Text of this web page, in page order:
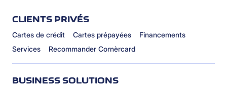
CLIENTS PRIVÉS
Cartes de crédit Cartes prépayées
Financements
Services
Recommander Cornèrcard
BUSINESS SOLUTIONS